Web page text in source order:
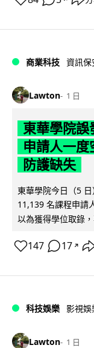
商業科技 資訊保
Lawton 1 日
東華學院誤
申請人一
防護缺失
東華學院今日（5
11,139 名課程申請
以為獲得學位取錄
147 17 ↗
科技娛樂 影視娛
Lawton 1 日